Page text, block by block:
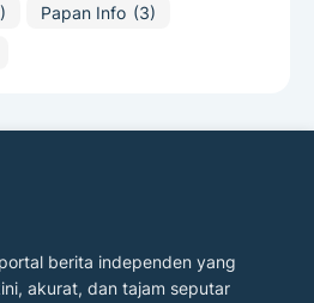
Papan Info (3)
berita independen yang
akurat, dan tajam seputar